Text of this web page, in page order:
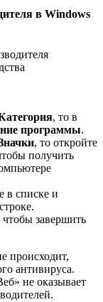
в Windows
, то в
программы.
, то откройте
получить
в списке и
чтобы завершить
происходит,
антивируса.
не оказывает